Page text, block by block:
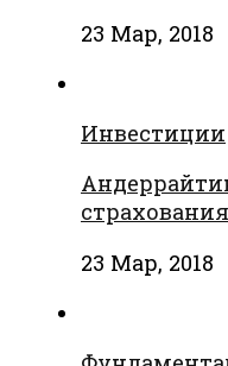
23 Мар, 2018
Инвестиции
страхования
23 Мар, 2018